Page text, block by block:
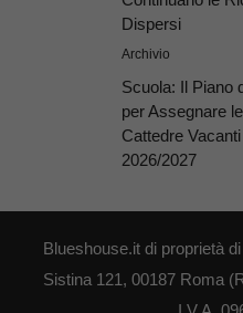
Dispersi
Archivio
Scuola: Il Piano
per Assegnare
Cattedre
2026/2027
Blueshouse.it di proprietà
Sistina 121, 00187 Roma